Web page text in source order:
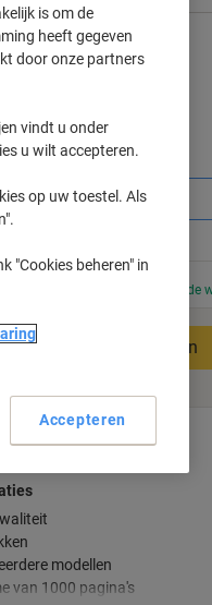
Vóór 15:30 uur besteld, volgende
In winkelwagen
Betalingsmogelijkheden
modellen
van 1000 pagina's
is om de
heeft gegeven
door onze partners
vindt u onder
u wilt accepteren.
op uw toestel. Als
"Cookies beheren" in
Accepteren